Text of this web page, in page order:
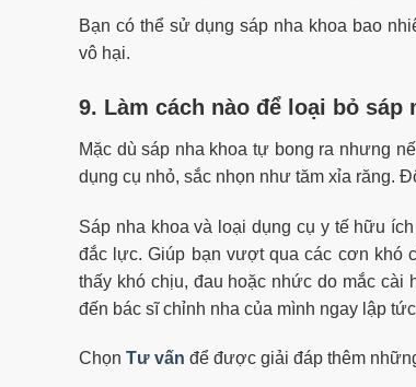
Bạn có thể sử dụng sáp nha khoa bao
vô hại.
9. Làm cách nào để loại bỏ sáp
Mặc dù sáp nha khoa tự bong ra nhưng
dụng cụ nhỏ, sắc nhọn như tăm xỉa răng.
Sáp nha khoa và loại dụng cụ y tế hữu
đắc lực. Giúp bạn vượt qua các cơn khó
thấy khó chịu, đau hoặc nhức do mắc cài
đến bác sĩ chỉnh nha của mình ngay lập tức
Chọn Tư vấn để được giải đáp thêm